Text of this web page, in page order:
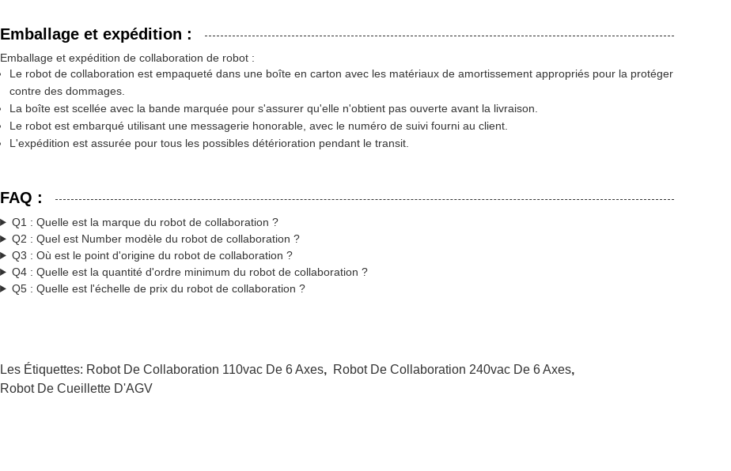
Emballage et expédition :
Emballage et expédition de collaboration de robot :
Le robot de collaboration est empaqueté dans une boîte en carton avec les matériaux de amortissement appropriés pour la protéger
contre des dommages.
La boîte est scellée avec la bande marquée pour s'assurer qu'elle n'obtient pas ouverte avant la livraison.
Le robot est embarqué utilisant une messagerie honorable, avec le numéro de suivi fourni au client.
L'expédition est assurée pour tous les possibles détérioration pendant le transit.
FAQ :
Q1 : Quelle est la marque du robot de collaboration ?
Q2 : Quel est Number modèle du robot de collaboration ?
Q3 : Où est le point d'origine du robot de collaboration ?
Q4 : Quelle est la quantité d'ordre minimum du robot de collaboration ?
Q5 : Quelle est l'échelle de prix du robot de collaboration ?
Les Étiquettes: Robot De Collaboration 110vac De 6 Axes, Robot De Collaboration 240vac De 6 Axes,
Robot De Cueillette D'AGV